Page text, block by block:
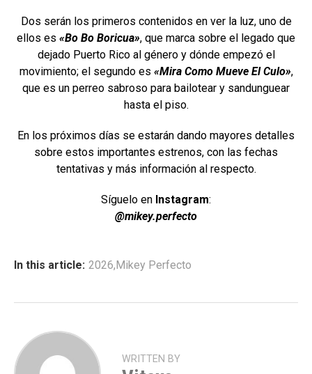
Dos serán los primeros contenidos en ver la luz, uno de
ellos es «Bo Bo Boricua», que marca sobre el legado que
dejado Puerto Rico al género y dónde empezó el
movimiento; el segundo es «Mira Como Mueve El Culo»,
que es un perreo sabroso para bailotear y sandunguear
hasta el piso.
En los próximos días se estarán dando mayores detalles
sobre estos importantes estrenos, con las fechas
tentativas y más información al respecto.
Síguelo en Instagram:
@mikey.perfecto
In this article: 2026,Mikey Perfecto
WRITTEN BY